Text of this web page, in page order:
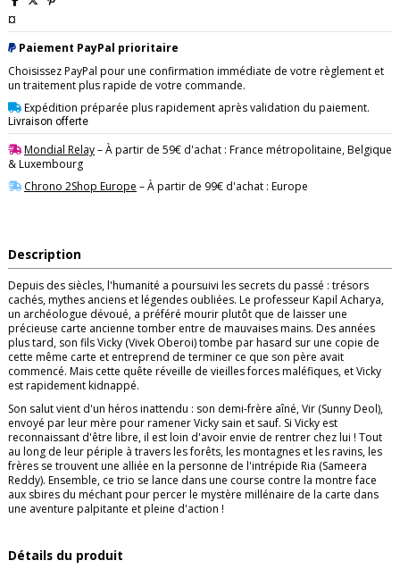
¤
Paiement PayPal prioritaire
Choisissez PayPal pour une confirmation immédiate de votre règlement et
un traitement plus rapide de votre commande.
Expédition préparée plus rapidement après validation du paiement.
Livraison offerte
Mondial Relay– À partir de 59€ d'achat : France métropolitaine, Belgique
& Luxembourg
Chrono 2Shop Europe – À partir de 99€ d'achat : Europe
Description
Depuis des siècles, l'humanité a poursuivi les secrets du passé : trésors
cachés, mythes anciens et légendes oubliées. Le professeur Kapil Acharya,
un archéologue dévoué, a préféré mourir plutôt que de laisser une
précieuse carte ancienne tomber entre de mauvaises mains. Des années
plus tard, son fils Vicky (Vivek Oberoi) tombe par hasard sur une copie de
cette même carte et entreprend de terminer ce que son père avait
commencé. Mais cette quête réveille de vieilles forces maléfiques, et Vicky
est rapidement kidnappé.
Son salut vient d'un héros inattendu : son demi-frère aîné, Vir (Sunny Deol),
envoyé par leur mère pour ramener Vicky sain et sauf. Si Vicky est
reconnaissant d'être libre, il est loin d'avoir envie de rentrer chez lui ! Tout
au long de leur périple à travers les forêts, les montagnes et les ravins, les
frères se trouvent une alliée en la personne de l'intrépide Ria (Sameera
Reddy). Ensemble, ce trio se lance dans une course contre la montre face
aux sbires du méchant pour percer le mystère millénaire de la carte dans
une aventure palpitante et pleine d'action !
Détails du produit